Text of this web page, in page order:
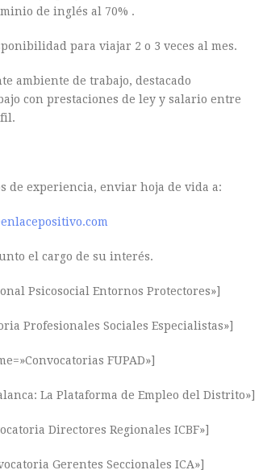
de inglés al 70% .
para viajar 2 o 3 veces al mes.
ambiente de trabajo, destacado
con prestaciones de ley y salario entre
de experiencia, enviar hoja de vida a:
el cargo de su interés.
Psicosocial Entornos Protectores»]
Profesionales Sociales Especialistas»]
FUPAD»]
La Plataforma de Empleo del Distrito»]
Directores Regionales ICBF»]
Gerentes Seccionales ICA»]